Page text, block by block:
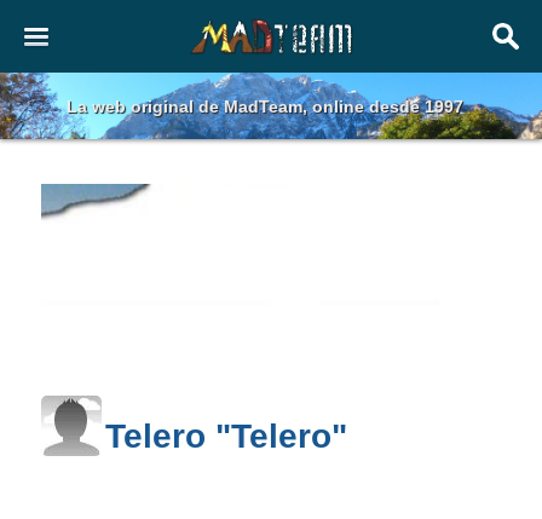
La web original de MadTeam, online desde 1997
Telero "Telero"